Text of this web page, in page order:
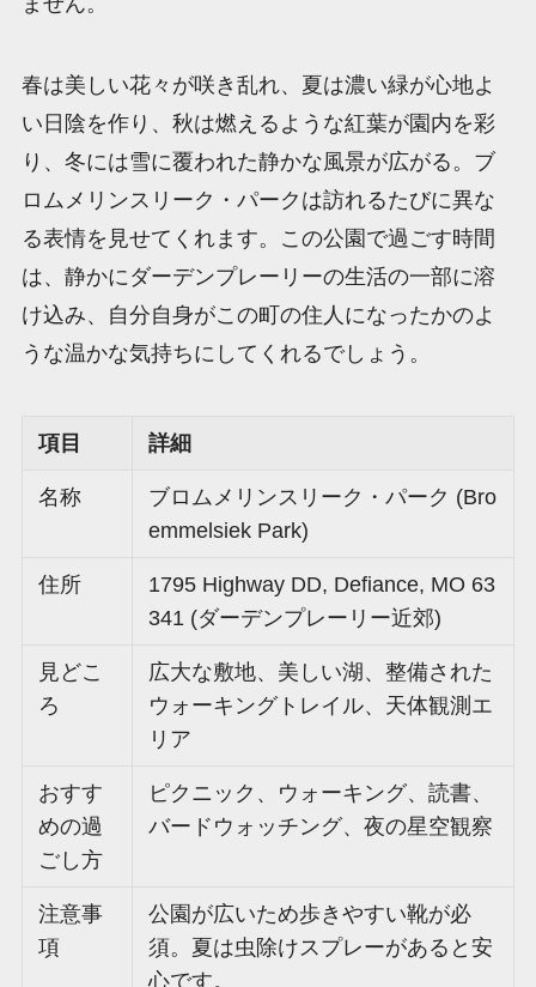
春は美しい花々が咲き乱れ、夏は濃い緑が心地よ
い日陰を作り、秋は燃えるような紅葉が園内を彩
り、冬には雪に覆われた静かな風景が広がる。ブ
ロムメリンスリーク・パークは訪れるたびに異な
る表情を見せてくれます。この公園で過ごす時間
は、静かにダーデンプレーリーの生活の一部に溶
け込み、自分自身がこの町の住人になったかのよ
うな温かな気持ちにしてくれるでしょう。
項目 詳細
名称
ブロムメリンスリーク・パーク (Bro
emmelsiek Park)
住所
1795 Highway DD, Defiance, MO 63
341 (ダーデンプレーリー近郊)
見どこ
ろ
広大な敷地、美しい湖、整備された
ウォーキングトレイル、天体観測エ
リア
おすす
めの過
ごし方
ピクニック、ウォーキング、読書、
バードウォッチング、夜の星空観察
注意事
項
公園が広いため歩きやすい靴が必
須。夏は虫除けスプレーがあると安
心です。